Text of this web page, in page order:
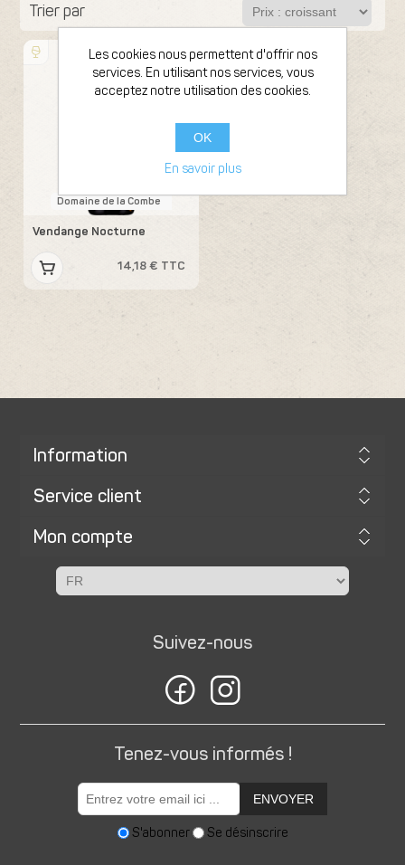
Trier par
2022
Bouteille 75cl
Domaine de la Combe
Vendange Nocturne
14,18 € TTC
Information
Service client
Mon compte
Suivez-nous
Tenez-vous informés !
ENVOYER
S'abonner Se désinscrire
Les cookies nous permettent d'offrir nos
services. En utilisant nos services, vous
acceptez notre utilisation des cookies.
OK
En savoir plus